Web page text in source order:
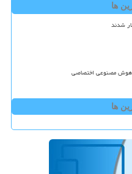
ها
شدند
هوش مصنوعی اختصاصی
ها